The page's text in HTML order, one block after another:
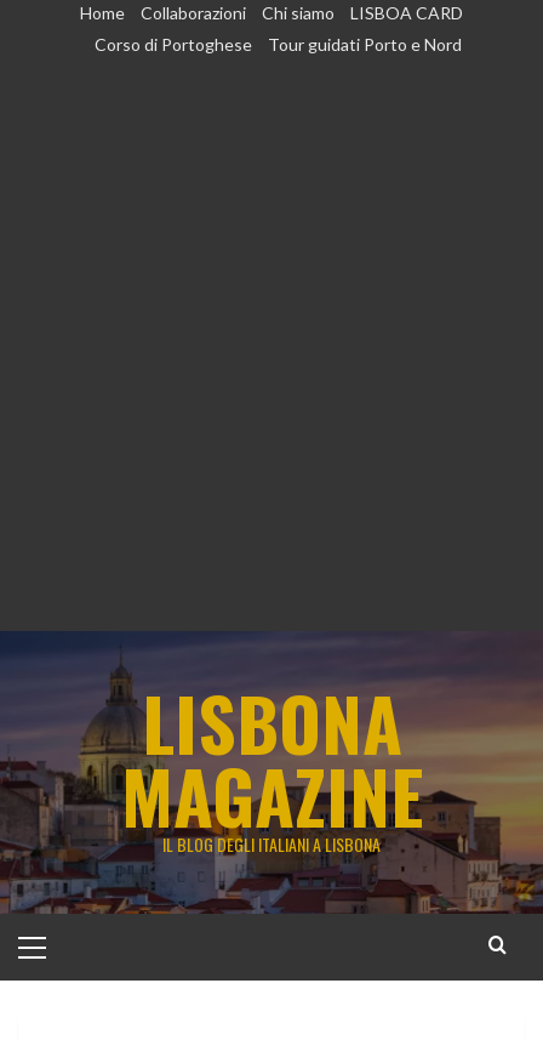
Home Collaborazioni Chi siamo
LISBOA CARD
Corso di Portoghese
Tour guidati Porto e Nord
LISBONA
MAGAZINE
IL BLOG DEGLI ITALIANI A LISBONA
principale